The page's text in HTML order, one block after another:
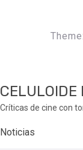
CELULOIDE
Críticas de cine con
Noticias